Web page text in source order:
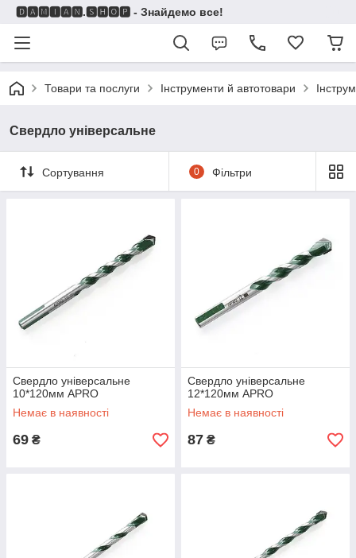
🅳🅰🅼🅸🅰🅽.🆂🅷🅾🅿 - Знайдемо все!
Товари та послуги Інструменти й автотовари
Свердло універсальне
Сортування 0 Фільтри
Свердло універсальне
10*120мм APRO
Немає в наявності
69 ₴
Свердло універсальне
12*120мм APRO
Немає в наявності
87 ₴